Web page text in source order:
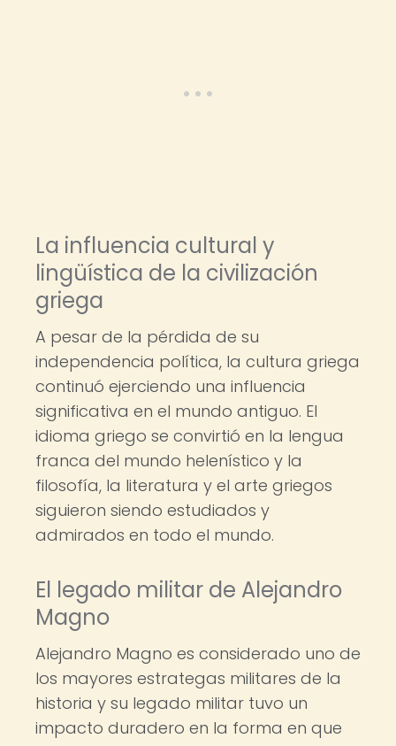
La influencia cultural y
lingüística de la civilización
griega
A pesar de la pérdida de su
independencia política, la cultura griega
continuó ejerciendo una influencia
significativa en el mundo antiguo. El
idioma griego se convirtió en la lengua
franca del mundo helenístico y la
filosofía, la literatura y el arte griegos
siguieron siendo estudiados y
admirados en todo el mundo.
El legado militar de Alejandro
Magno
Alejandro Magno es considerado uno de
los mayores estrategas militares de la
historia y su legado militar tuvo un
impacto duradero en la forma en que